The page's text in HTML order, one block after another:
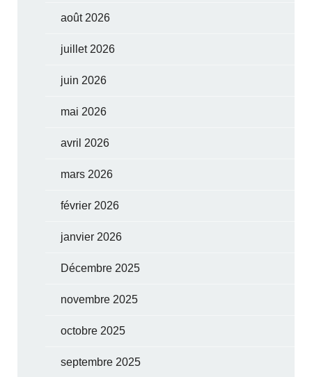
août 2026
juillet 2026
juin 2026
mai 2026
avril 2026
mars 2026
février 2026
janvier 2026
Décembre 2025
novembre 2025
octobre 2025
septembre 2025